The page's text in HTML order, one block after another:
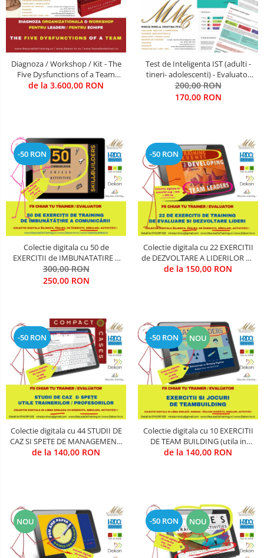
CIVILA
Comunicare (interpersonala, intra
- departamentala, intre-
departamente, in intrreaga
organizatie, in situatii de criza, cu
persoane de decizie, cu persoane
de influenta, cu pbeneficiari, in
functie de
COMUNICATII SPECIALE SI
SATELITARE
Creativitate & Inovare
Cyber-Security
Energizare
Etica, Deontologie, Profesionalism
INGINERIE MILITARA SI CIVILA
Intelligence & OSINT
LEADERSHIP MILITAR-CIVIL DE
COMANDA, INTEROPERATIVITATE,
STRATEGIE, REACTIE RAPIDA,
Luarea Deciziilor (rapid, analitic,
fara bias, fara efect group-think)
Management
Managementul Schimbarii si
Adaptarii
Negociere (Achizitie / Vanzari /
Cooperare / Competitie)
OPERATIUNI AERIENE MILITARE SI
CIVILE
OPERATIUNI SPATIALE MILITARE SI
CIVILE
OPERATIUNI TERESTRE MILITARE SI
CIVILE
Diagnoza / Workshop / Kit - The
Five Dysfunctions of a Team
(Autor Patrick Lencioni) / Trainer
de la 3.600,00 RON
Test de Inteligenta IST (adulti -
tineri- adolescenti) - Evaluator
licentiat Mirela Minciu (Gîlcă)
200,00 RON
170,00 RON
-50 RON
Colectie digitala cu 50 de
EXERCITII de IMBUNATATIRE A
COMUNICARII (utila in Training
& Evaluare)
300,00 RON
250,00 RON
-50 RON
Colectie digitala cu 22 EXERCITII
de DEZVOLTARE A LIDERILOR DE
ECHIPA (utila in Training &
de la 150,00 RON
-50 RON
Colectie digitala cu 44 STUDII DE
CAZ SI SPETE DE MANAGEMENT,
LUARE DECIZII, CHANGE &
de la 140,00 RON
-50 RON NOU
Colectie digitala cu 10 EXERCITII
DE TEAM BUILDING (utila in
Training & Evaluare)
de la 140,00 RON
NOU -50 RON NOU